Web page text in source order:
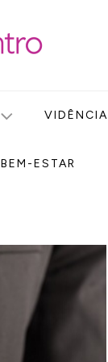
VIDÊNCIA
BEM-ESTAR